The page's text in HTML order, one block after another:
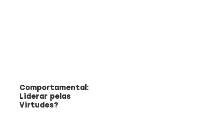
Comportamental:
Liderar pelas
Virtudes?